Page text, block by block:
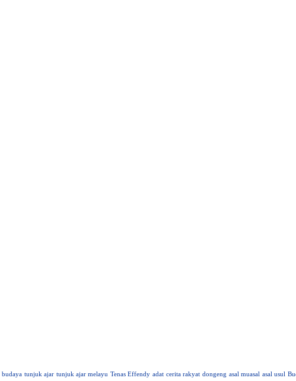
budaya tunjuk ajar tunjuk ajar melayu Tenas Effendy adat cerita rakyat dongeng asal muasal asal usul